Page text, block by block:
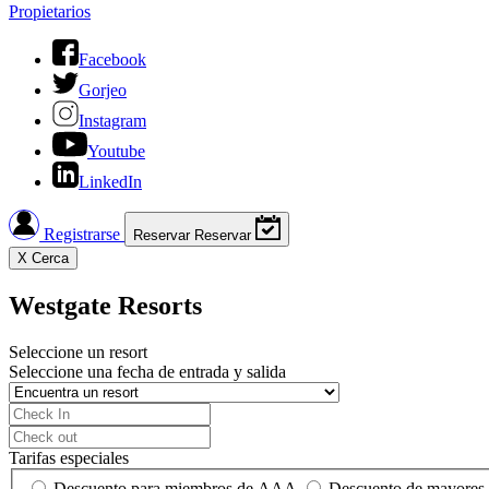
Propietarios
Facebook
Gorjeo
Instagram
Youtube
LinkedIn
Registrarse Reservar Reservar
X Cerca
Westgate Resorts
Seleccione un resort
Seleccione una fecha de entrada y salida
Tarifas especiales